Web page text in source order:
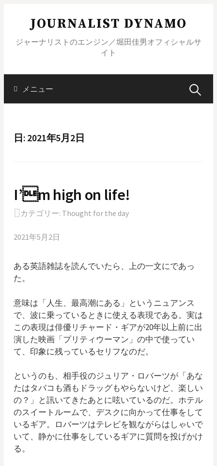
ッ
JOURNALIST DYNAMO
ジャーナリストのエンジン／堀田佳男オフィシャルサ
イト
メニュー 検
日: 2021年5月2日
I’m high on life!
カテゴリー: Thought for the day
2021年5月2日
ある英語雑誌を読んでいたら、上の一文にであっ
た。
意味は「人生、最高潮にある」というニュアンス
で、波に乗っているときに使える表現である。実は
この表現は俳優リチャード・ギアが20年以上前に出
演した映画「プリティウーマン」の中で使ってい
て、印象に残っているセリフなのだ。
というのも、相手役のジュリア・ロバーツが「あな
たはタバコも酒もドラッグもやらないけど、楽しい
の？」と訊いてきたあとに呟いているのだ。ホテル
のスイートルームで、デスクに向かって仕事をして
いるギア。ロバーツはテレビを観ながらはしゃいで
いて、静かに仕事をしているギアに質問を投げかけ
る。